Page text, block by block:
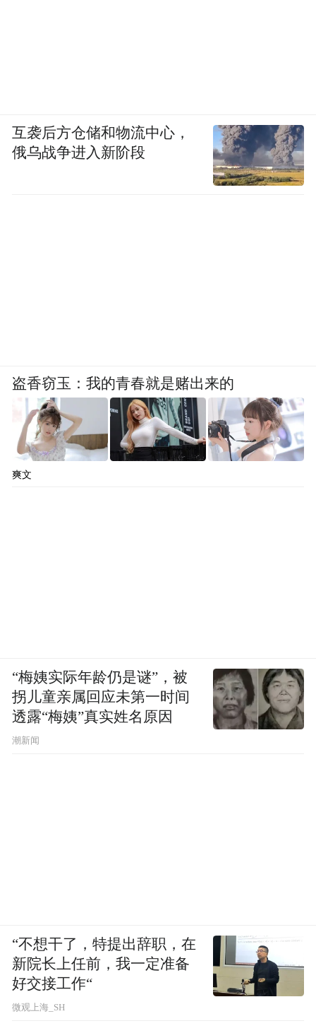
space services.”
互袭后方仓储和物流中心，
俄乌战争进入新阶段
盗香窃玉：我的青春就是赌出来的
爽文
“梅姨实际年龄仍是谜”，被
拐儿童亲属回应未第一时间
透露“梅姨”真实姓名原因
潮新闻
“不想干了，特提出辞职，在
新院长上任前，我一定准备
好交接工作“
微观上海_SH